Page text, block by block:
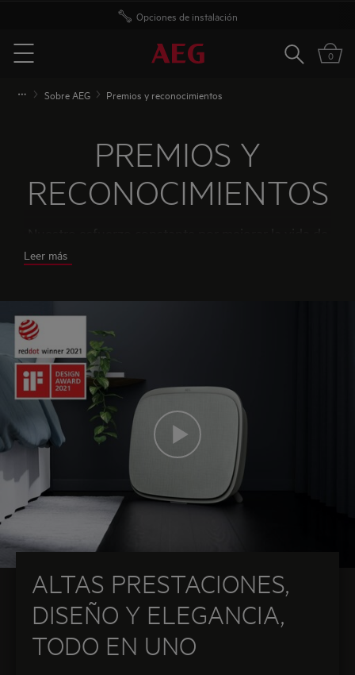
Opciones de instalación
Menu
Buscar 0
Sobre AEG Premios y reconocimientos
PREMIOS Y
RECONOCIMIENTOS
Nuestro esfuerzo constante por mejorar la vida de
nuestros consumidores ha sido reconocido por
premios que nos han concedido.
Leer más
ALTAS PRESTACIONES,
DISEÑO Y ELEGANCIA,
TODO EN UNO